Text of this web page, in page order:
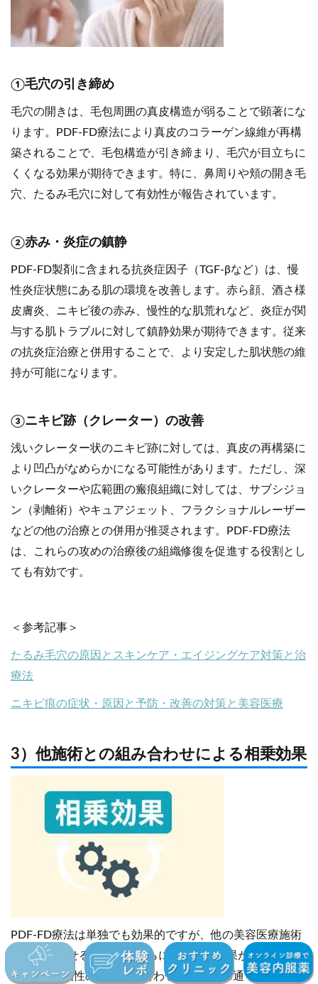
①毛穴の引き締め
毛穴の開きは、毛包周囲の真皮構造が弱ることで顕著にな
ります。PDF-FD療法により真皮のコラーゲン線維が再構
築されることで、毛包構造が引き締まり、毛穴が目立ちに
くくなる効果が期待できます。特に、鼻周りや頬の開き毛
穴、たるみ毛穴に対して有効性が報告されています。
②赤み・炎症の鎮静
PDF-FD製剤に含まれる抗炎症因子（TGF-βなど）は、慢
性炎症状態にある肌の環境を改善します。赤ら顔、酒さ様
皮膚炎、ニキビ後の赤み、慢性的な肌荒れなど、炎症が関
与する肌トラブルに対して鎮静効果が期待できます。従来
の抗炎症治療と併用することで、より安定した肌状態の維
持が可能になります。
③ニキビ跡（クレーター）の改善
浅いクレーター状のニキビ跡に対しては、真皮の再構築に
より凹凸がなめらかになる可能性があります。ただし、深
いクレーターや広範囲の瘢痕組織に対しては、サブシジョ
ン（剥離術）やキュアジェット、フラクショナルレーザー
などの他の治療との併用が推奨されます。PDF-FD療法
は、これらの攻めの治療後の組織修復を促進する役割とし
ても有効です。
＜参考記事＞
たるみ毛穴の原因とスキンケア・エイジングケア対策と治
療法
ニキビ痕の症状・原因と予防・改善の対策と美容医療
3）他施術との組み合わせによる相乗効果
PDF-FD療法は単独でも効果的ですが、他の美容医療施術
と組み合わせることで、さらに高い相乗効果が期待できま
す【8】。相性の良い組み合わせ施術は次の通りです。